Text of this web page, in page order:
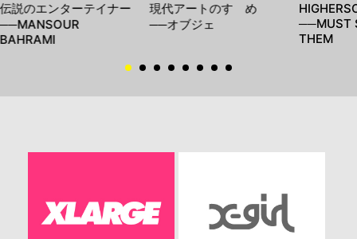
伝説のエンターテイナー
──MANSOUR
BAHRAMI
現代アートのすゝめ
──オブジェ
──MUST
THEM